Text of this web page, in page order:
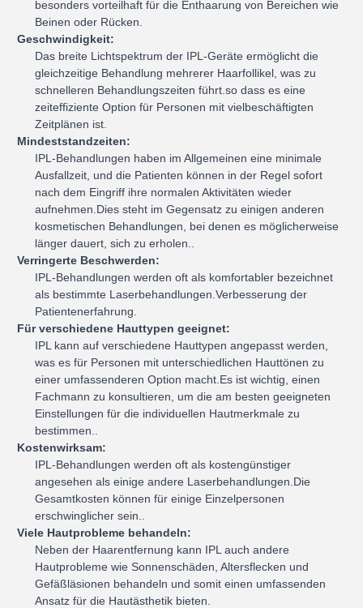
besonders vorteilhaft für die Enthaarung von Bereichen wie
Beinen oder Rücken.
Geschwindigkeit:
Das breite Lichtspektrum der IPL-Geräte ermöglicht die
gleichzeitige Behandlung mehrerer Haarfollikel, was zu
schnelleren Behandlungszeiten führt.so dass es eine
zeiteffiziente Option für Personen mit vielbeschäftigten
Zeitplänen ist.
Mindeststandzeiten:
IPL-Behandlungen haben im Allgemeinen eine minimale
Ausfallzeit, und die Patienten können in der Regel sofort
nach dem Eingriff ihre normalen Aktivitäten wieder
aufnehmen.Dies steht im Gegensatz zu einigen anderen
kosmetischen Behandlungen, bei denen es möglicherweise
länger dauert, sich zu erholen..
Verringerte Beschwerden:
IPL-Behandlungen werden oft als komfortabler bezeichnet
als bestimmte Laserbehandlungen.Verbesserung der
Patientenerfahrung.
Für verschiedene Hauttypen geeignet:
IPL kann auf verschiedene Hauttypen angepasst werden,
was es für Personen mit unterschiedlichen Hauttönen zu
einer umfassenderen Option macht.Es ist wichtig, einen
Fachmann zu konsultieren, um die am besten geeigneten
Einstellungen für die individuellen Hautmerkmale zu
bestimmen..
Kostenwirksam:
IPL-Behandlungen werden oft als kostengünstiger
angesehen als einige andere Laserbehandlungen.Die
Gesamtkosten können für einige Einzelpersonen
erschwinglicher sein..
Viele Hautprobleme behandeln:
Neben der Haarentfernung kann IPL auch andere
Hautprobleme wie Sonnenschäden, Altersflecken und
Gefäßläsionen behandeln und somit einen umfassenden
Ansatz für die Hautästhetik bieten.